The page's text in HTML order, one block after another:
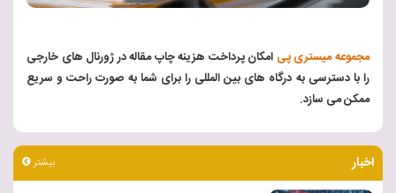
مجموعه میستری پی امکان پرداخت هزینه چاپ مقاله در ژورنال های خارجی
را با دسترسی به درگاه های بین المللی را برای شما به صورت راحت و سریع
ممکن می سازد.
اخبار بیشتر